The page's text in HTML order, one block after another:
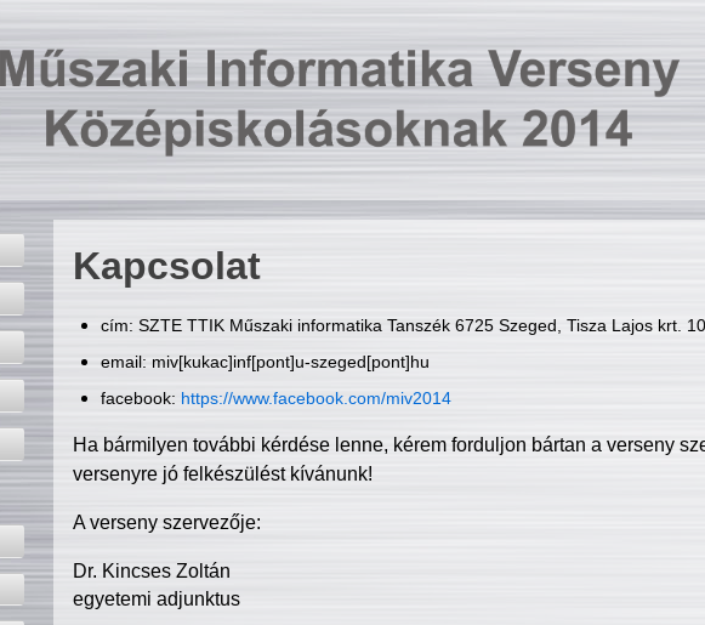
Kapcsolat
cím: SZTE TTIK Műszaki informatika Tanszék 6725 Szeged, Tisza Lajos krt.
email: miv[kukac]inf[pont]u-szeged[pont]hu
facebook: https://www.facebook.com/miv2014
Ha bármilyen további kérdése lenne, kérem forduljon bártan a verseny
versenyre jó felkészülést kívánunk!
A verseny szervezője:
Dr. Kincses Zoltán
egyetemi adjunktus